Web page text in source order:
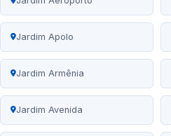
Jardim Apolo
Jardim Armênia
Jardim Avenida